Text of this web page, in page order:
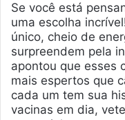
Se você está
uma escolha
único, cheio de
surpreendem pela
apontou que esses
mais espertos que
cada um tem sua
vacinas em dia,